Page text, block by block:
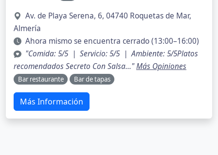
Av. de Playa Serena, 6, 04740 Roquetas de Mar,
Almería
Ahora mismo se encuentra cerrado (13:00–16:00)
"Comida: 5/5 | Servicio: 5/5 | Ambiente: 5/5Platos
recomendados Secreto Con Salsa..."Más Opiniones
Bar restaurante Bar de tapas
Más Información